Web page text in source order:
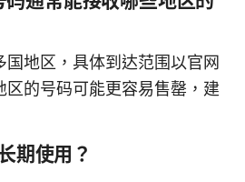
国地区，具体到达范围以官网
区的号码可能更容易售罄，建
期使用？